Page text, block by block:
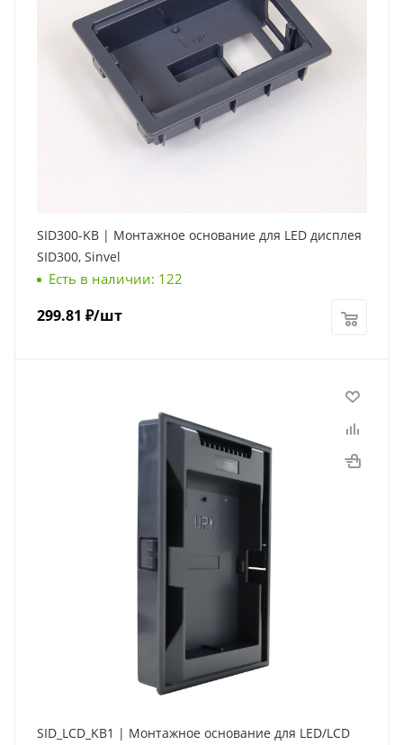
SID300-KB | Монтажное основание для LED дисплея
SID300, Sinvel
Есть в наличии: 122
299.81 ₽/шт
SID_LCD_KB1 | Монтажное основание для LED/LCD